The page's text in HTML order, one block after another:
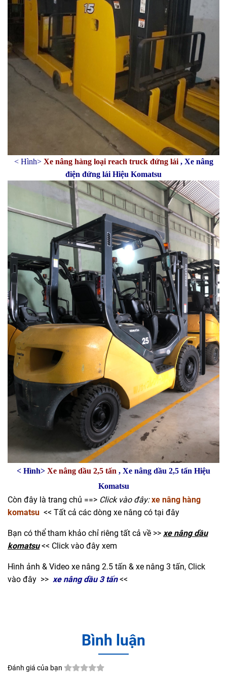
< Hình> Xe nâng hàng loại reach truck đứng lái, Xe nâng
điện đứng lái Hiệu Komatsu
< Hình> Xe nâng dầu 2,5 tấn , Xe nâng dầu 2,5 tấn Hiệu
Komatsu
Còn đây là trang chủ ==> Click vào đây:xe nâng hàng
komatsu << Tất cả các dòng xe nâng có tại đây
Bạn có thể tham khảo chỉ riêng tất cả về >> xe nâng dầu
komatsu << Click vào đây xem
Hình ảnh & Video xe nâng 2.5 tấn & xe nâng 3 tấn, Click
vào đây >> xe nâng dầu 3 tấn<<
Bình luận
Đánh giá của bạn